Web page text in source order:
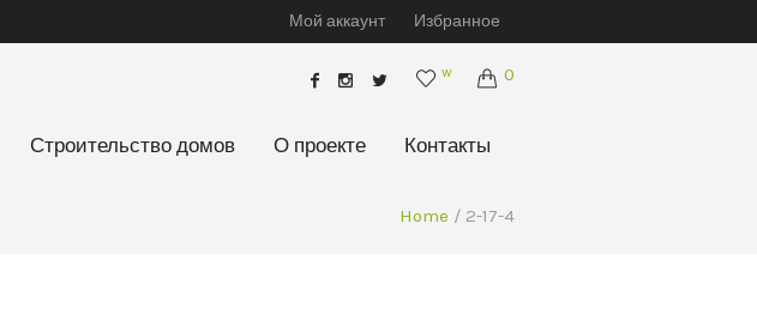
Мой аккаунт Избранное
0
w
Строительство домов О проекте Контакты
Home / 2-17-4